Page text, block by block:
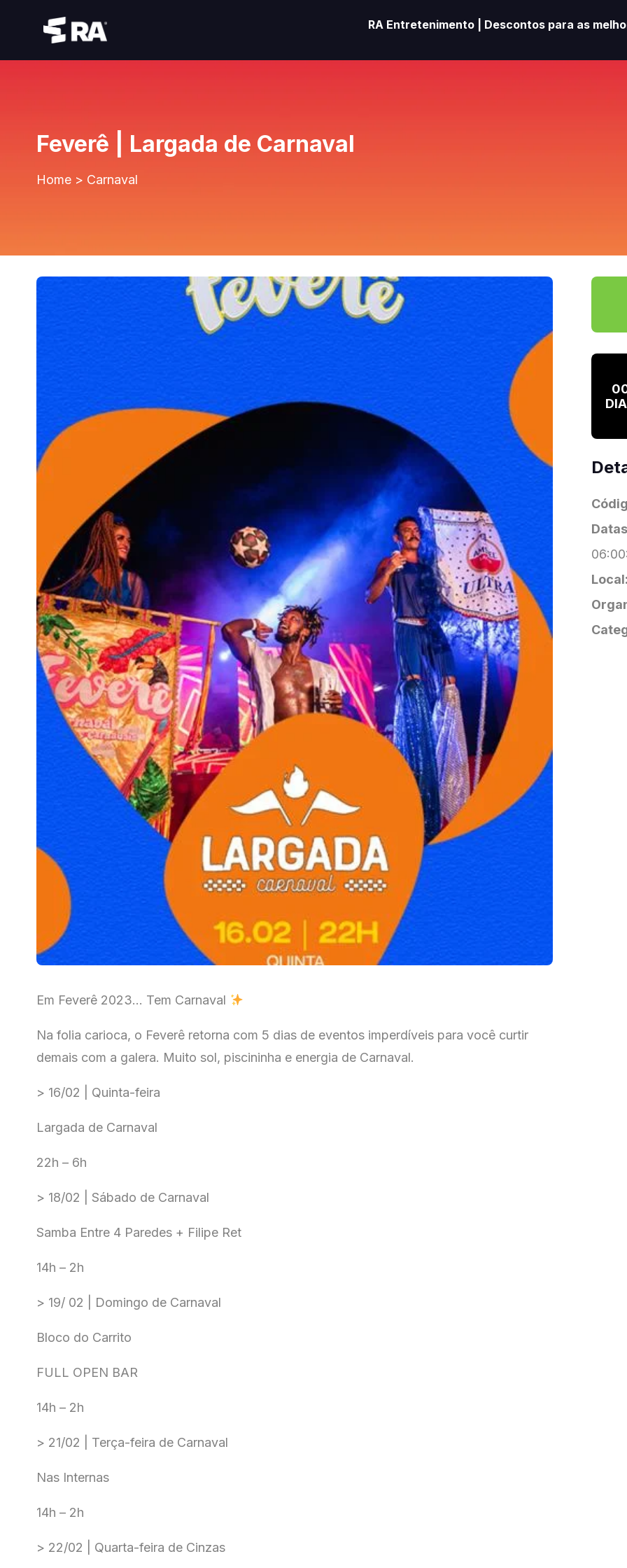
RA Entretenimento | Descontos para as
Feverê | Largada de Carnaval
Home > Carnaval
Em Feverê 2023… Tem Carnaval
Na folia carioca, o Feverê retorna com 5 dias de eventos imperdíveis para você curtir
demais com a galera. Muito sol, piscininha e energia de Carnaval.
> 16/02 | Quinta-feira
Largada de Carnaval
22h – 6h
> 18/02 | Sábado de Carnaval
Samba Entre 4 Paredes + Filipe Ret
14h – 2h
> 19/ 02 | Domingo de Carnaval
Bloco do Carrito
FULL OPEN BAR
14h – 2h
> 21/02 | Terça-feira de Carnaval
Nas Internas
14h – 2h
> 22/02 | Quarta-feira de Cinzas
Local: